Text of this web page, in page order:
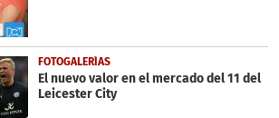
FOTOGALERÍAS
El nuevo valor en el mercado del 11 del
Leicester City